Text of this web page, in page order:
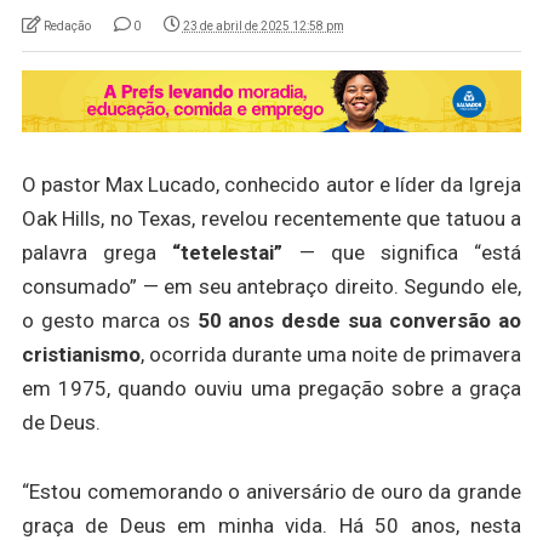
Redação 0 23 de abril de 2025 12:58 pm
O pastor Max Lucado, conhecido autor e líder da Igreja
Oak Hills, no Texas, revelou recentemente que tatuou a
palavra grega “tetelestai” — que significa “está
consumado” — em seu antebraço direito. Segundo ele,
o gesto marca os 50 anos desde sua conversão ao
cristianismo, ocorrida durante uma noite de primavera
em 1975, quando ouviu uma pregação sobre a graça
de Deus.
“Estou comemorando o aniversário de ouro da grande
graça de Deus em minha vida. Há 50 anos, nesta